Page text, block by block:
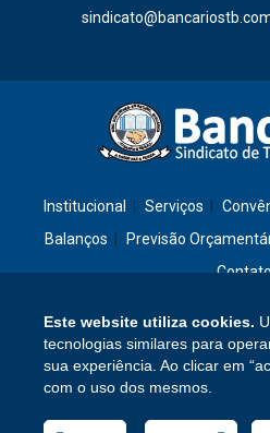
Institucional Serviços
Balanços
Previsão
Confira no
Este website utiliza cookies.
tecnologias similares para
sua experiência. Ao clicar em
com o uso dos mesmos.